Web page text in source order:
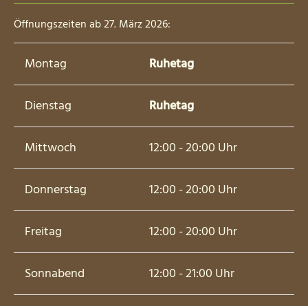
Öffnungszeiten ab 27. März 2026:
Montag Ruhetag
Dienstag Ruhetag
Mittwoch 12:00 - 20:00 Uhr
Donnerstag 12:00 - 20:00 Uhr
Freitag 12:00 - 20:00 Uhr
Sonnabend 12:00 - 21:00 Uhr